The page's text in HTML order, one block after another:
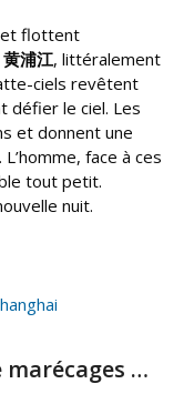
et flottent
浦江, littéralement
ciels revêtent
défier le ciel. Les
et donnent une
face à ces
tout petit.
nuit.
marécages …